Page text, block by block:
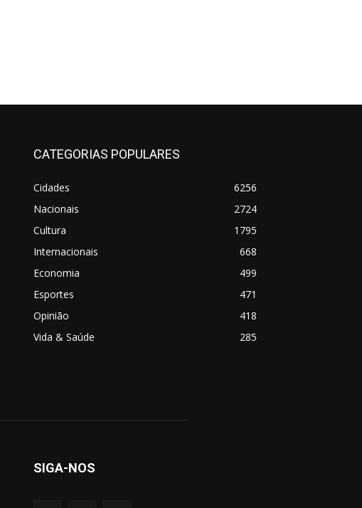
CATEGORIAS POPULARES
Cidades
6256
Nacionais
2724
Cultura
1795
Internacionais
668
Economia
499
Esportes
471
Opinião
418
Vida & Saúde
285
SIGA-NOS